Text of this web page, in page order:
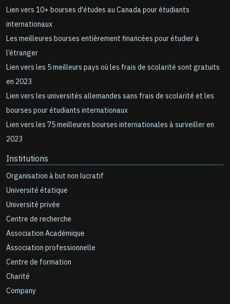
Lien vers 10+ bourses d'études au Canada pour étudiants
internationaux
Les meilleures bourses entièrement financées pour étudier à
l’étranger
Lien vers les 5 meilleurs pays où les frais de scolarité sont gratuits
en 2023
Lien vers les universités allemandes sans frais de scolarité et les
bourses pour étudiants internationaux
Lien vers les 75 meilleures bourses internationales à surveiller en
2023
Institutions
Organisation à but non lucratif
Université étatique
Université privée
Centre de recherche
Association Académique
Association professionnelle
Centre de formation
Charité
Company